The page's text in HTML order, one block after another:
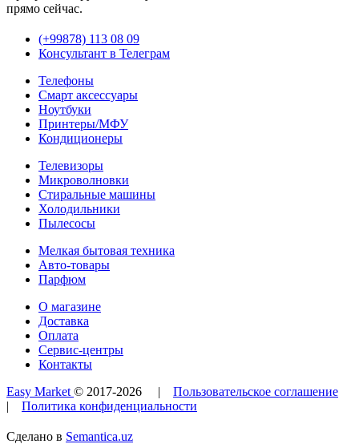
прямо сейчас.
(+99878) 113 08 09
Консультант в Телеграм
Телефоны
Смарт аксессуары
Ноутбуки
Принтеры/МФУ
Кондиционеры
Телевизоры
Микроволновки
Стиральные машины
Холодильники
Пылесосы
Мелкая бытовая техника
Авто-товары
Парфюм
О магазине
Доставка
Оплата
Сервис-центры
Контакты
Easy Market © 2017-2026 | Пользовательское соглашение
| Политика конфиденциальности
Сделано в Semantica.uz